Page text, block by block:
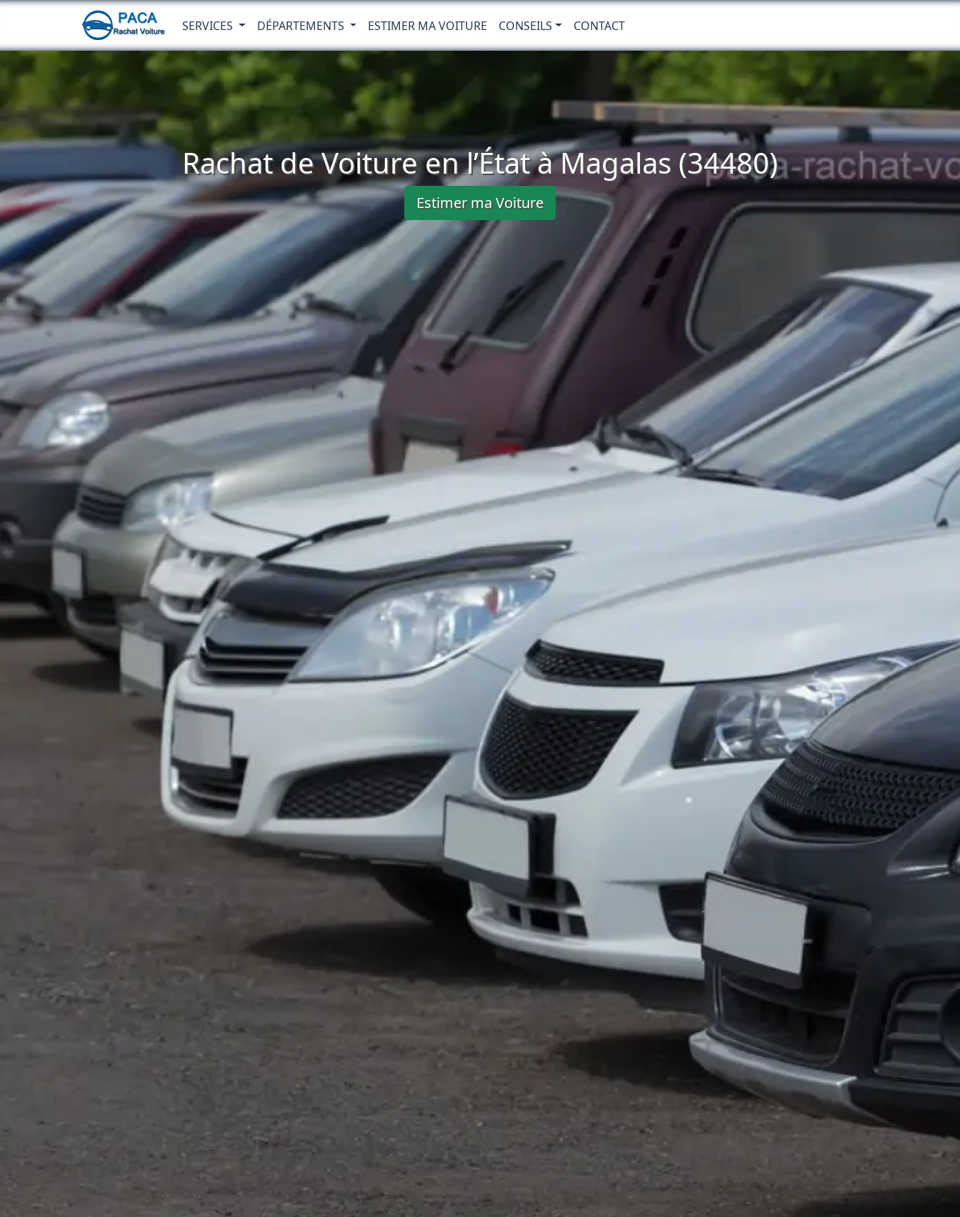
SERVICES DÉPARTEMENTS ESTIMER MA VOITURE CONSEILS CONTACT
Rachat de Voiture en l’État à Magalas (34480)
Estimer ma Voiture